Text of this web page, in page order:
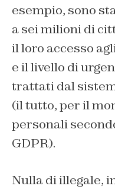
esempio, sono
a sei milioni di
il loro accesso
e il livello di
trattati dal
(il tutto, per il
personali
GDPR).
Nulla di illegale,